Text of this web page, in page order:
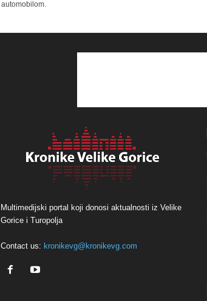
automobilom.
Multimedijski portal koji donosi aktualnosti iz Velike
Gorice i Turopolja
Contact us: kronikevg@kronikevg.com